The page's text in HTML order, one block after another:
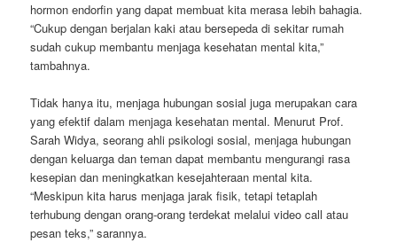
hormon endorfin yang dapat membuat kita merasa lebih bahagia.
“Cukup dengan berjalan kaki atau bersepeda di sekitar rumah
sudah cukup membantu menjaga kesehatan mental kita,”
tambahnya.
Tidak hanya itu, menjaga hubungan sosial juga merupakan cara
yang efektif dalam menjaga kesehatan mental. Menurut Prof.
Sarah Widya, seorang ahli psikologi sosial, menjaga hubungan
dengan keluarga dan teman dapat membantu mengurangi rasa
kesepian dan meningkatkan kesejahteraan mental kita.
“Meskipun kita harus menjaga jarak fisik, tetapi tetaplah
terhubung dengan orang-orang terdekat melalui video call atau
pesan teks,” sarannya.